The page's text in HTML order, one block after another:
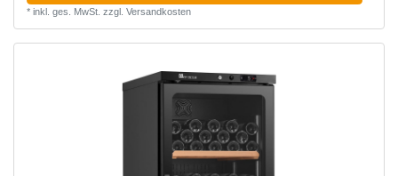
* inkl. ges. MwSt. zzgl. Versandkosten